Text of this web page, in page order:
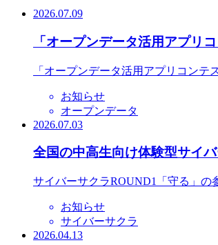
2026.07.09
「オープンデータ活用アプリ
「オープンデータ活用アプリコンテ
お知らせ
オープンデータ
2026.07.03
全国の中高生向け体験型サイ
サイバーサクラROUND1「守る」の
お知らせ
サイバーサクラ
2026.04.13